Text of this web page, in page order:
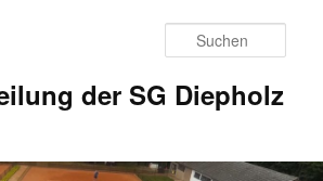
der SG Diepholz